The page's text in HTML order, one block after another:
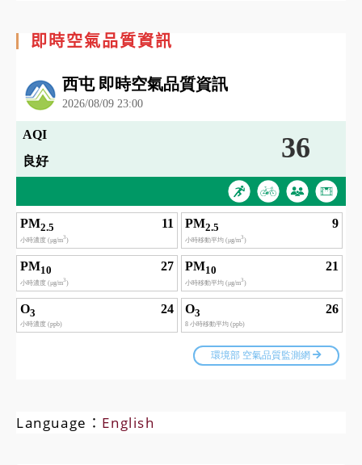
即時空氣品質資訊
Language： English